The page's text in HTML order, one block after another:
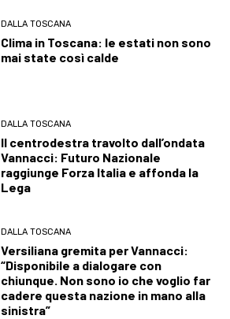
DALLA TOSCANA
Clima in Toscana: le estati non sono
mai state così calde
DALLA TOSCANA
Il centrodestra travolto dall’ondata
Vannacci: Futuro Nazionale
raggiunge Forza Italia e affonda la
Lega
DALLA TOSCANA
Versiliana gremita per Vannacci:
“Disponibile a dialogare con
chiunque. Non sono io che voglio far
cadere questa nazione in mano alla
sinistra”